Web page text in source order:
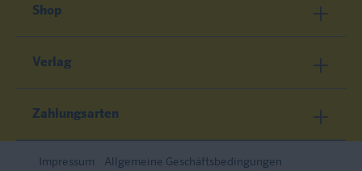
Shop
Verlag
Zahlungsarten
Impressum
Allgemeine Geschäftsbedingungen